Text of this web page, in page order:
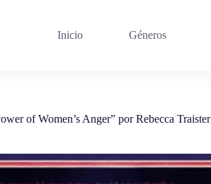
Inicio Géneros
of Women’s Anger” por Rebecca Traister